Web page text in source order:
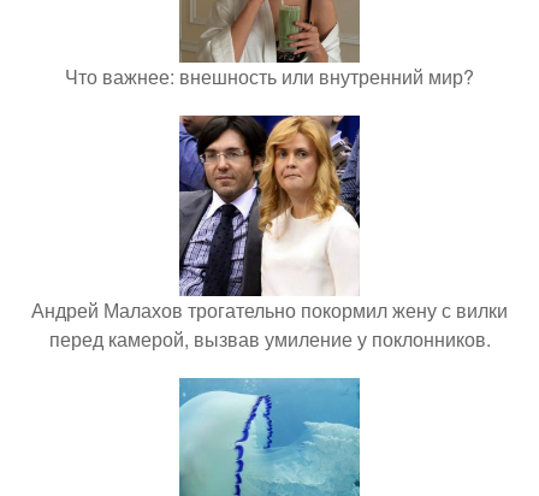
Что важнее: внешность или внутренний мир?
Андрей Малахов трогательно покормил жену с вилки
перед камерой, вызвав умиление у поклонников.